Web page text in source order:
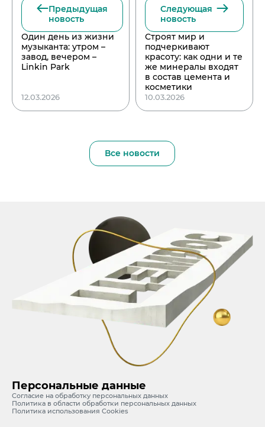
Предыдущая
новость
Один день из жизни
музыканта: утром –
завод, вечером –
Linkin Park
12.03.2026
Следующая
новость
Строят мир и
подчеркивают
красоту: как одни и те
же минералы входят
в состав цемента и
косметики
10.03.2026
Все новости
Персональные данные
Согласие на обработку персональных данных
Политика в области обработки персональных данных
Политика использования Cookies